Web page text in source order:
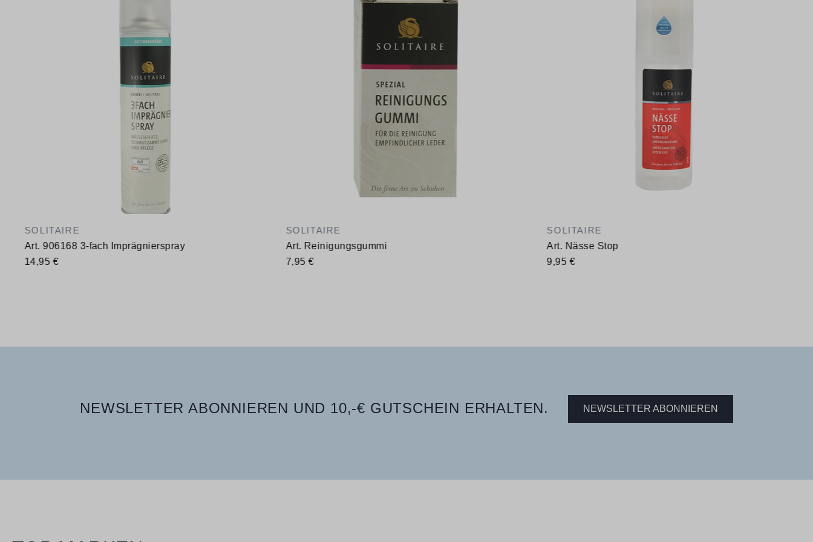
SOLITAIRE
Art. 906168 3-fach Imprägnierspray
14,95 €
SOLITAIRE
Art. Reinigungsgummi
7,95 €
SOLITAIRE
Art. Nässe Stop
9,95 €
NEWSLETTER ABONNIEREN UND 10,-€ GUTSCHEIN ERHALTEN. NEWSLETTER ABONNIEREN